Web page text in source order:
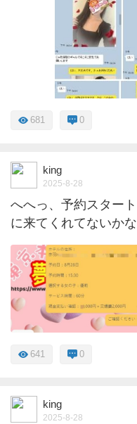
681 0
king
2025-8-28
へへっ、予約スター
に来てくれてないか
641 0
king
2025-8-28